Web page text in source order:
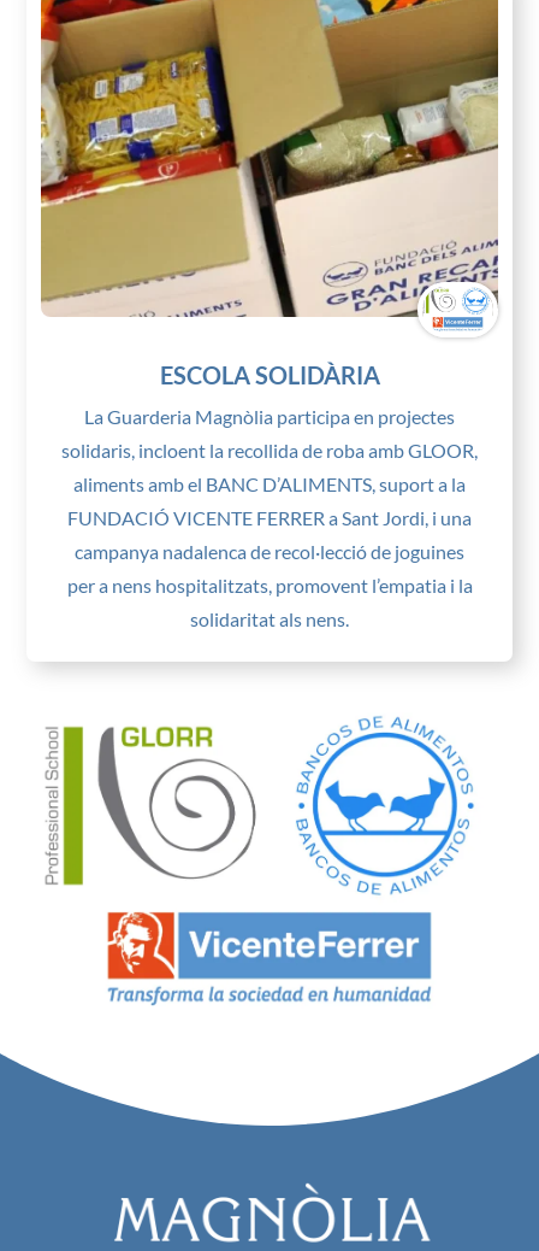
ESCOLA SOLIDÀRIA
La Guarderia Magnòlia participa en projectes
solidaris, incloent la recollida de roba amb GLOOR,
aliments amb el BANC D’ALIMENTS, suport a la
FUNDACIÓ VICENTE FERRER a Sant Jordi, i una
campanya nadalenca de recol·lecció de joguines
per a nens hospitalitzats, promovent l’empatia i la
solidaritat als nens.